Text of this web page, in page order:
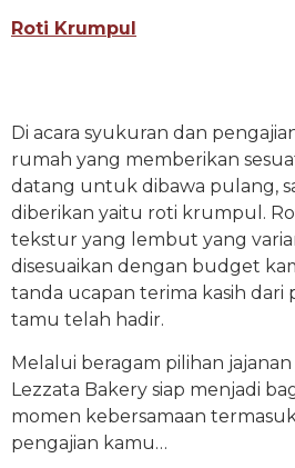
Roti Krumpul
Di acara syukuran dan
rumah yang memberikan
datang untuk dibawa pulang,
diberikan yaitu roti krumpul.
tekstur yang lembut yang
disesuaikan dengan budget
tanda ucapan terima kasih dari
tamu telah hadir.
Melalui beragam pilihan
Lezzata Bakery siap menjadi
momen kebersamaan
pengajian kamu…